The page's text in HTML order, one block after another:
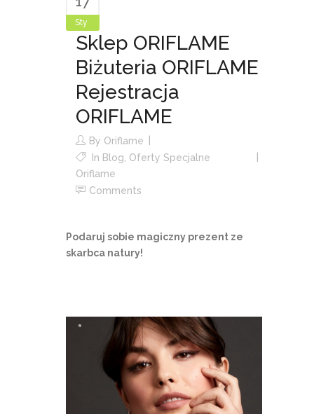
Sty
Sklep ORIFLAME
Biżuteria ORIFLAME
Rejestracja
ORIFLAME
By Oriflame
In Blog Oferty Specjalne
Oriflame
Comments
Podaruj sobie magiczny prezent ze
skarbca natury!